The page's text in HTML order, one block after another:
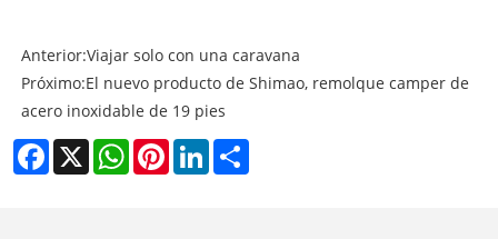
Anterior:Viajar solo con una caravana
Próximo:El nuevo producto de Shimao, remolque camper de
acero inoxidable de 19 pies
Facebook
X WhatsAppPinterestLinkedIn